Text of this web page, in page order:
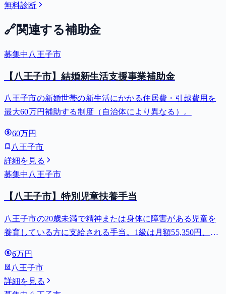
無料診断
🔗関連する補助金
募集中 八王子市
【八王子市】結婚新生活支援事業補助金
八王子市の新婚世帯の新生活にかかる住居費・引越費用を
最大60万円補助する制度（自治体により異なる）。
60万円
八王子市
詳細を見る
募集中 八王子市
【八王子市】特別児童扶養手当
八王子市の20歳未満で精神または身体に障害がある児童を
養育している方に支給される手当。1級は月額55,350円、2
6万円
八王子市
詳細を見る